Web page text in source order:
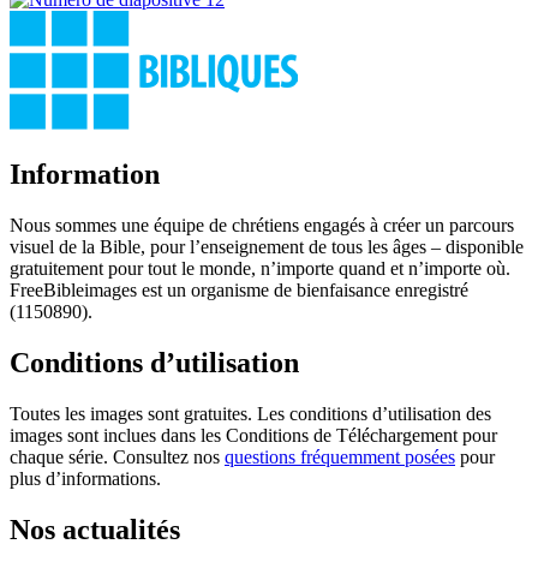
Information
Nous sommes une équipe de chrétiens engagés à créer un parcours
visuel de la Bible, pour l’enseignement de tous les âges – disponible
gratuitement pour tout le monde, n’importe quand et n’importe où.
FreeBibleimages est un organisme de bienfaisance enregistré
(1150890).
Conditions d’utilisation
Toutes les images sont gratuites. Les conditions d’utilisation des
images sont inclues dans les Conditions de Téléchargement pour
chaque série. Consultez nos questions fréquemment posées pour
plus d’informations.
Nos actualités